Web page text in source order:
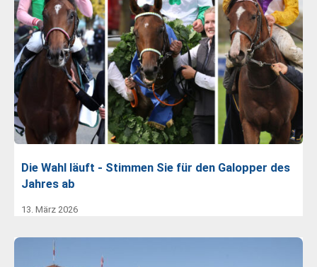
Die Wahl läuft - Stimmen Sie für den Galopper des
Jahres ab
13. März 2026